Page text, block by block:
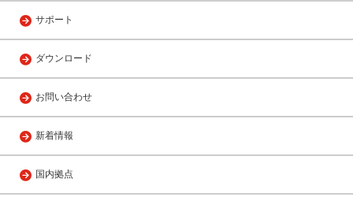
サポート
ダウンロード
お問い合わせ
新着情報
国内拠点